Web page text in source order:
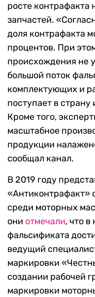
росте контрафакта
запчастей.
доля контрафакта
процентов. При
происхождения не
большой поток
комплектующих и
поступает в
Кроме того,
масштабное
продукции
сообщал канал.
В 2019 году
«Антиконтрафакт»
среди моторных
они отмечали, что
фальсификата
ведущий
маркировки
создании рабочей
маркировки